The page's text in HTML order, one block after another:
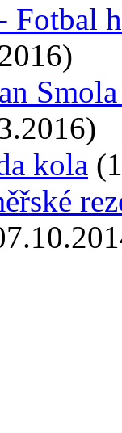
Fotbal
kola